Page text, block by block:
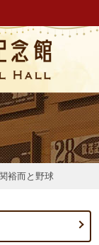
裕而と野球